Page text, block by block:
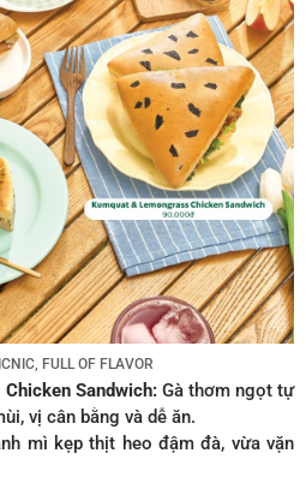
FULL OF FLAVOR
Sandwich:Gà thơm ngọt tự
vị cân bằng và dễ ăn.
mì kẹp thịt heo đậm đà, vừa vặn